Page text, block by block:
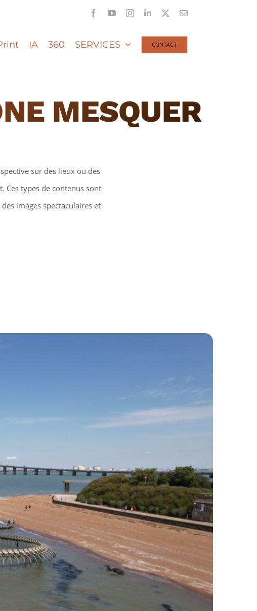
FacebookYouTubeInstagramLinkedIn Email
IA 360 SERVICES CONTACT
MESQUER
sur des lieux ou des
Ces types de contenus sont
images spectaculaires et